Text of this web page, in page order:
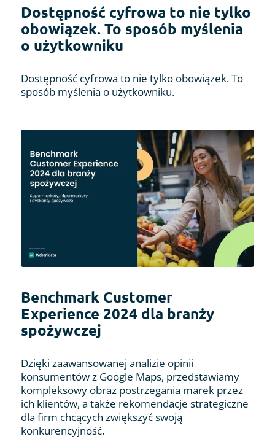
Dostępność cyfrowa to nie tylko
obowiązek. To sposób myślenia
o użytkowniku
Dostępność cyfrowa to nie tylko obowiązek. To
sposób myślenia o użytkowniku.
Benchmark Customer
Experience 2024 dla branży
spożywczej
Dzięki zaawansowanej analizie opinii
konsumentów z Google Maps, przedstawiamy
kompleksowy obraz postrzegania marek przez
ich klientów, a także rekomendacje strategiczne
dla firm chcących zwiększyć swoją
konkurencyjność.